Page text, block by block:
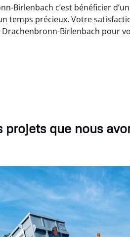
Birlenbach c’est bénéficier
temps précieux. Votre
Birlenbach pour
projets que nous